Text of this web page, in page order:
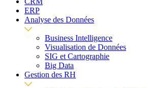
ERP
Analyse des Données
Business Intelligence
Visualisation de Données
SIG et Cartographie
Big Data
Gestion des RH